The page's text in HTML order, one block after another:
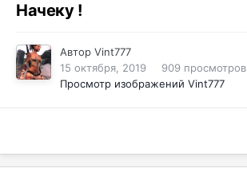
Начеку !
Автор Vint777
15 октября, 2019
909 просмотров
Просмотр изображений Vint777